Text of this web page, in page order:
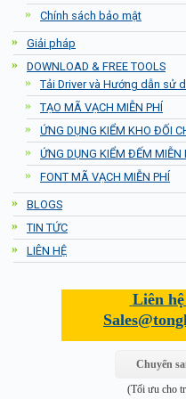
Chính sách bảo mật
Giải pháp
DOWNLOAD & FREE TOOLS
Tải Driver và Hướng dẫn sử
TẠO MÃ VẠCH MIỄN PHÍ
ỨNG DỤNG KIỂM KHO ĐỐI
ỨNG DỤNG KIỂM ĐẾM MIỄN
FONT MÃ VẠCH MIỄN PHÍ
BLOGS
TIN TỨC
LIÊN HỆ
Liên
Chuyển
(Tối ưu cho